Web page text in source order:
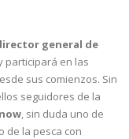
general de
participará en las
sus comienzos. Sin
seguidores de la
, sin duda uno de
de la pesca con